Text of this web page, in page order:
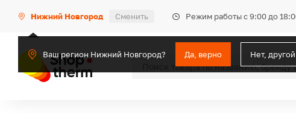
Нижний Новгород Сменить Режим работы с 9:00 до
Ваш регион Нижний Новгород? Да, верно Нет, другой